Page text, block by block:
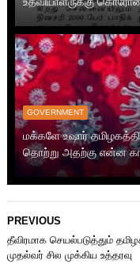
GOVERNMENT
மக்களே உஷார்
தொற்று அதற்கு என்ன
PREVIOUS
தீவிரமாக செயல்படுத்தும்
முதல்வர் சில முக்கிய உத்தரவு